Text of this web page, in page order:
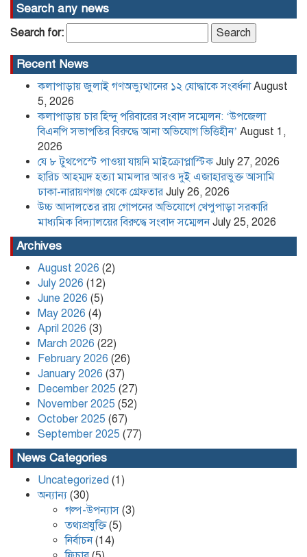
হারিচ আহম্মদ হত্যা মামলার আরও দুই
এজাহারভুক্ত আসামি ঢাকা-নারায়ণগঞ্জ থেকে
উচ্চ আদালতের রায় গোপনের অভিযোগে
বিরুদ্ধে সংবাদ সম্মেলন
২০২৬-২০২৭ কমিটি গঠন
পদত্যাগ করলেন রাষ্ট্রপতি
Kafi Sued Over Alleged Land
Grabbing and Extortion
কলাপাড়ায় ৪০ পিস ইয়াবা সহ এক যুবক
গ্রেপ্তার
Search any news
Search for:
Recent News
কলাপাড়ায় জুলাই গণঅভ্যুত্থানের ১২ যোদ্ধাকে সংবর্ধনা August
5, 2026
কলাপাড়ায় চার হিন্দু পরিবারের সংবাদ সম্মেলন: ‘উপজেলা
বিএনপি সভাপতির বিরুদ্ধে আনা অভিযোগ ভিত্তিহীন’ August 1,
2026
যে ৮ টুথপেস্টে পাওয়া যায়নি মাইক্রোপ্লাস্টিক July 27, 2026
হারিচ আহম্মদ হত্যা মামলার আরও দুই এজাহারভুক্ত আসামি
ঢাকা-নারায়ণগঞ্জ থেকে গ্রেফতার July 26, 2026
উচ্চ আদালতের রায় গোপনের অভিযোগে খেপুপাড়া সরকারি
মাধ্যমিক বিদ্যালয়ের বিরুদ্ধে সংবাদ সম্মেলন July 25, 2026
Archives
August 2026 (2)
July 2026 (12)
June 2026 (5)
May 2026 (4)
April 2026 (3)
March 2026 (22)
February 2026 (26)
January 2026 (37)
December 2025 (27)
November 2025 (52)
October 2025 (67)
September 2025 (77)
News Categories
Uncategorized (1)
অন্যান্য (30)
গল্প-উপন্যাস (3)
তথ্যপ্রযুক্তি(5)
নির্বাচন(14)